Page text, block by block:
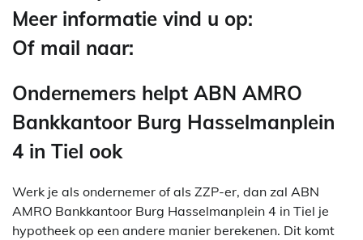
Meer informatie vind u op:
Of mail naar:
Ondernemers helpt ABN AMRO
Bankkantoor Burg Hasselmanplein
4 in Tiel ook
Werk je als ondernemer of als ZZP-er, dan zal ABN
AMRO Bankkantoor Burg Hasselmanplein 4 in Tiel je
hypotheek op een andere manier berekenen. Dit komt